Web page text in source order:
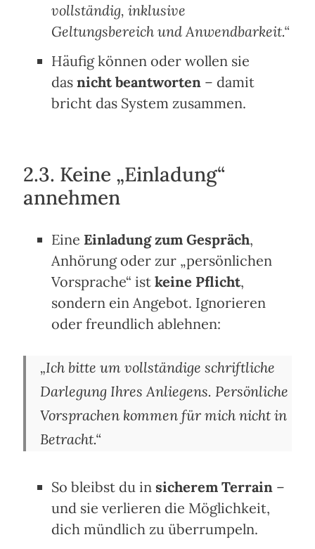
vollständig, inklusive
Geltungsbereich und Anwendbarkeit.“
Häufig können oder wollen sie
dasnicht beantworten – damit
bricht das System zusammen.
2.3. Keine „Einladung“
annehmen
Eine Einladung zum Gespräch,
Anhörung oder zur „persönlichen
Vorsprache“ istkeine Pflicht,
sondern ein Angebot. Ignorieren
oder freundlich ablehnen:
„Ich bitte um vollständige schriftliche
Darlegung Ihres Anliegens. Persönliche
Vorsprachen kommen für mich nicht in
Betracht.“
So bleibst du insicherem Terrain –
und sie verlieren die Möglichkeit,
dich mündlich zu überrumpeln.